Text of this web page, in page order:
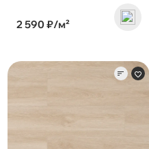
2 590 ₽/м²